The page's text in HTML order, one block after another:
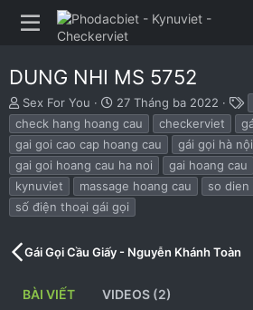
DUNG NHI MS 5752
B
ắ
t
đ
ầ
u
Sex For You
N
g
à
y
b
ắ
t
đ
u
27 Tháng ba 2022
h
ẻ
check hang hoang cau
checkerviet
gai goi cao cap hoang cau
gái gọi hà nội
gai goi hoang cau ha noi
gai hoang cau
kynuviet
massage hoang cau
so dien
số điện thoại gái gọi
Gái Gọi Cầu Giấy - Nguyễn Khánh Toàn
BÀI VIẾT VIDEOS (2)